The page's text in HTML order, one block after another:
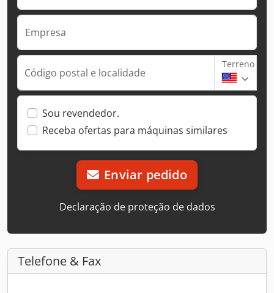
Empresa
Código postal e localidade
Terreno
Sou revendedor.
Receba ofertas para máquinas similares
Enviar pedido
Declaração de proteção de dados
Telefone & Fax